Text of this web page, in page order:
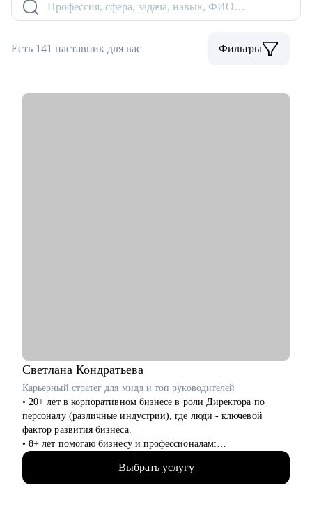
Профессия, сфера, задача, навык, ФИО…
Есть 141 наставник для вас Фильтры
Светлана Кондратьева
Карьерный стратег для мидл и топ руководителей
• 20+ лет в корпоративном бизнесе в роли Директора по
персоналу (различные индустрии), где люди - ключевой
фактор развития бизнеса.
• 8+ лет помогаю бизнесу и профессионалам:
консультирование в сфере карьеры и управления персоналом,
• Сертифицированный карьерный консультант/коуч, 7000+
Выбрать услугу